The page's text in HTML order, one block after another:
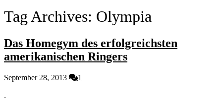
Tag Archives: Olympia
Das Homegym des erfolgreichsten
amerikanischen Ringers
September 28, 2013 1